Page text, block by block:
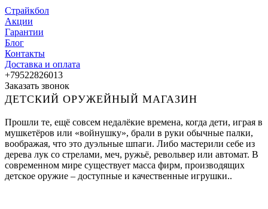
Страйкбол
Акции
Гарантии
Блог
Контакты
Доставка и оплата
+79522826013
Заказать звонок
ДЕТСКИЙ ОРУЖЕЙНЫЙ МАГАЗИН
Прошли те, ещё совсем недалёкие времена, когда дети, играя в
мушкетёров или «войнушку», брали в руки обычные палки,
воображая, что это дуэльные шпаги. Либо мастерили себе из
дерева лук со стрелами, меч, ружьё, револьвер или автомат. В
современном мире существует масса фирм, производящих
детское оружие – доступные и качественные игрушки..